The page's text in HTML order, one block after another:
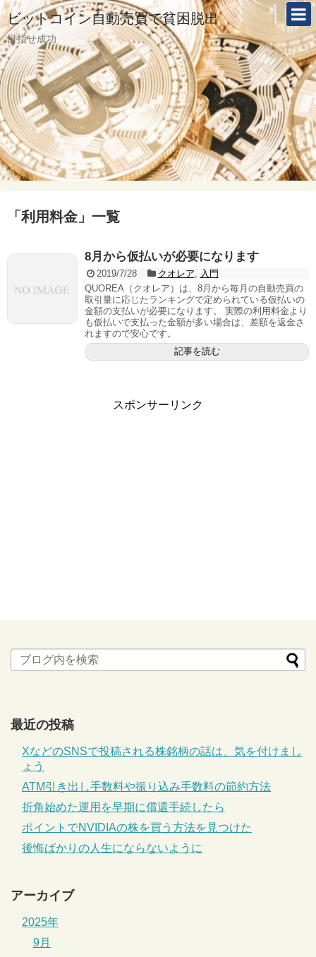
ビットコイン自動売買で貧困脱出
目指せ成功
「利用料金 」 一覧
8月から仮払いが必要になります
2019/7/28 クオレア
入門
QUOREA（クオレア）は、8月から毎月の自動売買の
取引量に応じたランキングで定められている仮払いの
金額の支払いが必要になります。 実際の利用料金より
も仮払いで支払った金額が多い場合は、差額を返金さ
れますので安心です。
記事を読む
スポンサーリンク
最近の投稿
XなどのSNSで投稿される株銘柄の話は、気を付けまし
ょう
ATM引き出し手数料や振り込み手数料の節約方法
折角始めた運用を早期に償還手続したら
ポイントでNVIDIAの株を買う方法を見つけた
後悔ばかりの人生にならないように
アーカイブ
2025年
9月